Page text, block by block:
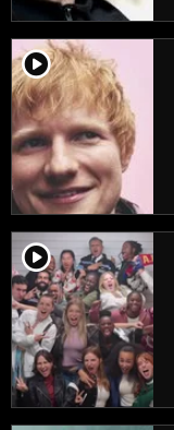
player2
player2